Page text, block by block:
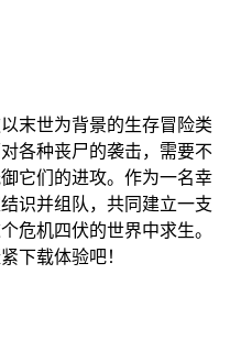
末世为背景的生存冒险类
各种丧尸的袭击，需要不
它们的进攻。作为一名幸
识并组队，共同建立一支
危机四伏的世界中求生。
下载体验吧！